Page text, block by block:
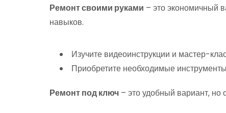
Ремонт своими руками – это экономичный
навыков.
Изучите видеоинструкции и мастер-
Приобретите необходимые
Ремонт под ключ – это удобный вариант‚ но